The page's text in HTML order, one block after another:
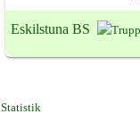
Eskilstuna BS
Statistik